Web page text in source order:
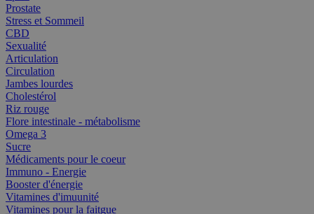
Prostate
Stress et Sommeil
CBD
Sexualité
Articulation
Circulation
Jambes lourdes
Cholestérol
Riz rouge
Flore intestinale - métabolisme
Omega 3
Sucre
Médicaments pour le coeur
Immuno - Energie
Booster d'énergie
Vitamines d'imuunité
Vitamines pour la faitgue